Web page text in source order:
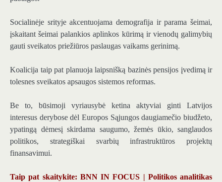
Socialinėje srityje akcentuojama demografija ir parama šeimai,
įskaitant šeimai palankios aplinkos kūrimą ir vienodų galimybių
gauti sveikatos priežiūros paslaugas vaikams gerinimą.
Koalicija taip pat planuoja laipsnišką bazinės pensijos įvedimą ir
tolesnes sveikatos apsaugos sistemos reformas.
Be to, būsimoji vyriausybė ketina aktyviai ginti Latvijos
interesus derybose dėl Europos Sąjungos daugiamečio biudžeto,
ypatingą dėmesį skirdama saugumo, žemės ūkio, sanglaudos
politikos, strategiškai svarbių infrastruktūros projektų
finansavimui.
Taip pat skaitykite: BNN IN FOCUS | Politikos analitikas